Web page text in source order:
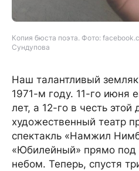
Копия бюста поэта. Фото:
Сундупова
Наш талантливый
1971-м году. 11-го июня
лет, а 12-го в честь
художественный театр
спектакль «Намжил
«Юбилейный» прямо под
небом. Теперь, спустя